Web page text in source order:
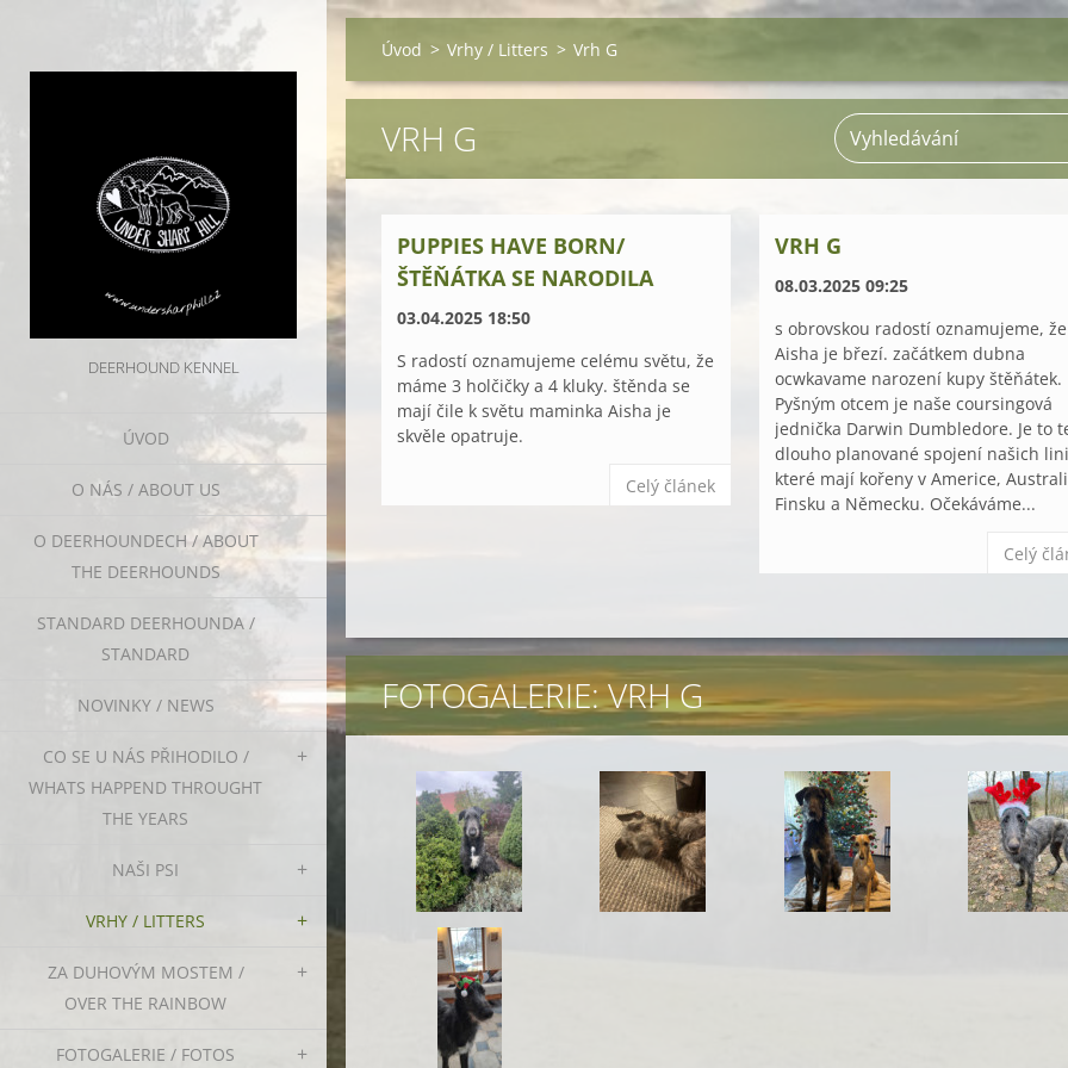
DEERHOUND KENNEL
ÚVOD
O NÁS / ABOUT US
O DEERHOUNDECH / ABOUT
THE DEERHOUNDS
STANDARD DEERHOUNDA /
STANDARD
NOVINKY / NEWS
CO SE U NÁS PŘIHODILO /
WHATS HAPPEND THROUGHT
THE YEARS
NAŠI PSI
VRHY / LITTERS
ZA DUHOVÝM MOSTEM /
OVER THE RAINBOW
FOTOGALERIE / FOTOS
Úvod > Vrhy / Litters > Vrh G
VRH G
PUPPIES HAVE BORN/
ŠTĚŇÁTKA SE NARODILA
03.04.2025 18:50
S radostí oznamujeme celému světu, že
máme 3 holčičky a 4 kluky. štěnda se
mají čile k světu maminka Aisha je
skvěle opatruje.
Celý článek
VRH G
08.03.2025 09:25
s obrovskou radostí oznamujeme, že
Aisha je březí. začátkem dubna
ocwkavame narození kupy štěňátek.
Pyšným otcem je naše coursingová
jednička Darwin Dumbledore. Je to
dlouho planované spojení našich
které mají kořeny v Americe,
Finsku a Německu. Očekáváme...
Celý
FOTOGALERIE: VRH G